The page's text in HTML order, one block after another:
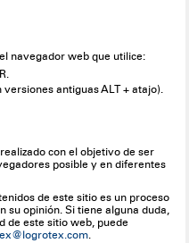
navegador web que utilice:
antiguas ALT + atajo).
con el objetivo de ser
posible y en diferentes
de este sitio es un proceso
su opinión. Si tiene alguna duda,
de este sitio web, puede
.